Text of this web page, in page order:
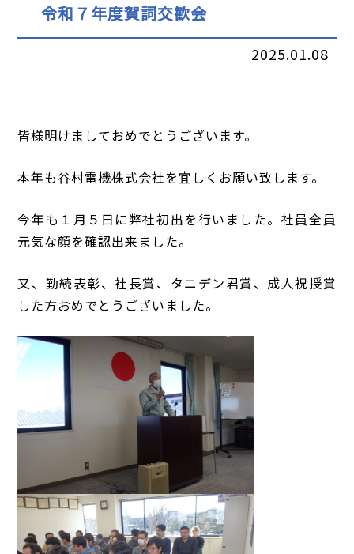
令和７年度賀詞交歓会
2025.01.08
皆様明けましておめでとうございます。
本年も谷村電機株式会社を宜しくお願い致します。
今年も１月５日に弊社初出を行いました。社員全員
元気な顔を確認出来ました。
又、勤続表彰、社長賞、タニデン君賞、成人祝授賞
した方おめでとうございました。